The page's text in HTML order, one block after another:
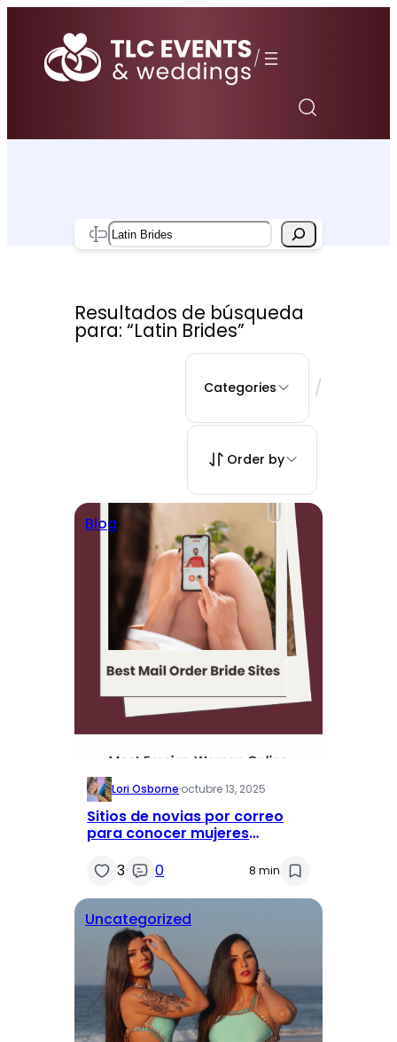
contenido
/
Search
Resultados de búsqueda
para: “Latin Brides”
Categories /
Order by
Blog
Lori Osborne·octubre 13, 2025
Sitios de novias por correo
para conocer mujeres
3
0 8 min
Uncategorized